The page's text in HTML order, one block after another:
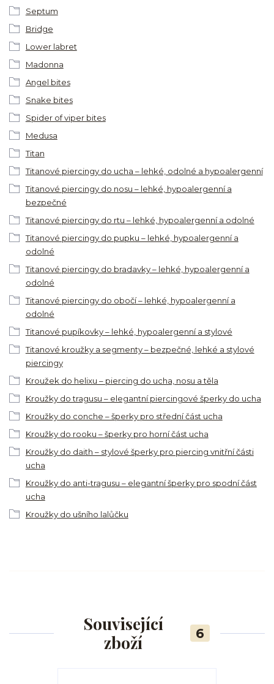
Septum
Bridge
Lower labret
Madonna
Angel bites
Snake bites
Spider of viper bites
Medusa
Titan
Titanové piercingy do ucha – lehké, odolné a hypoalergenní
Titanové piercingy do nosu – lehké, hypoalergenní a
bezpečné
Titanové piercingy do rtu – lehké, hypoalergenní a odolné
Titanové piercingy do pupku – lehké, hypoalergenní a
odolné
Titanové piercingy do bradavky – lehké, hypoalergenní a
odolné
Titanové piercingy do obočí – lehké, hypoalergenní a
odolné
Titanové pupíkovky – lehké, hypoalergenní a stylové
Titanové kroužky a segmenty – bezpečné, lehké a stylové
piercingy
Kroužek do helixu – piercing do ucha, nosu a těla
Kroužky do tragusu – elegantní piercingové šperky do ucha
Kroužky do conche – šperky pro střední část ucha
Kroužky do rooku – šperky pro horní část ucha
Kroužky do daith – stylové šperky pro piercing vnitřní části
ucha
Kroužky do anti-tragusu – elegantní šperky pro spodní část
ucha
Kroužky do ušního lalůčku
Související
zboží
6